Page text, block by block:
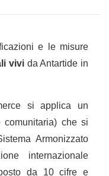
e le misure
vivida Antartide in
si applica un
comunitaria) che si
Armonizzato
internazionale
da 10 cifre e